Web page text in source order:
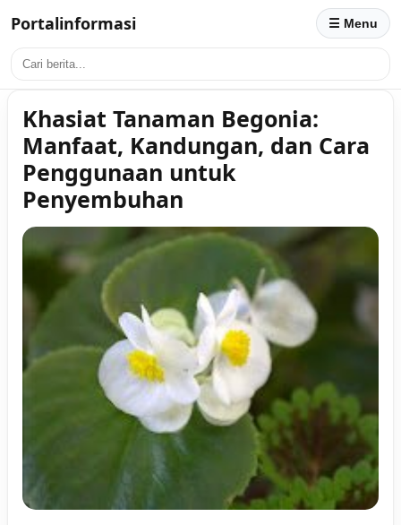
Portalinformasi ☰ Menu
Khasiat Tanaman Begonia:
Manfaat, Kandungan, dan Cara
Penggunaan untuk
Penyembuhan